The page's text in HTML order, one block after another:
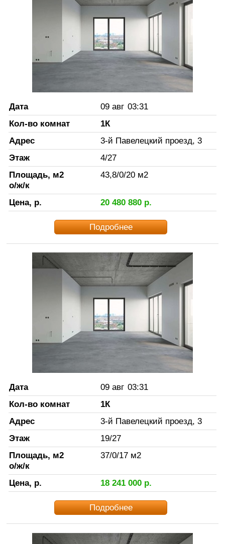
Дата 09 авг 03:31
Кол-во комнат
1К
Адрес
3-й Павелецкий проезд, 3
Этаж
4/27
Площадь, м2
о/ж/к
43,8/0/20 м2
Цена, р. 20 480 880р.
Подробнее
Дата 09 авг 03:31
Кол-во комнат
1К
Адрес
3-й Павелецкий проезд, 3
Этаж
19/27
Площадь, м2
о/ж/к
37/0/17 м2
Цена, р. 18 241 000р.
Подробнее